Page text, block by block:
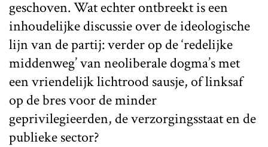
geschoven. Wat echter ontbreekt is een
inhoudelijke discussie over de ideologische
lijn van de partij: verder op de ‘redelijke
middenweg’ van neoliberale dogma’s met
een vriendelijk lichtrood sausje, of linksaf
op de bres voor de minder
geprivilegieerden, de verzorgingsstaat en de
publieke sector?